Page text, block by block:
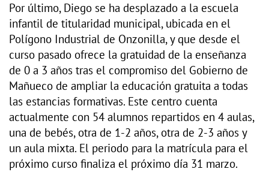
Por último, Diego se ha desplazado a la escuela
infantil de titularidad municipal, ubicada en el
Polígono Industrial de Onzonilla, y que desde el
curso pasado ofrece la gratuidad de la enseñanza
de 0 a 3 años tras el compromiso del Gobierno de
Mañueco de ampliar la educación gratuita a todas
las estancias formativas. Este centro cuenta
actualmente con 54 alumnos repartidos en 4 aulas,
una de bebés, otra de 1-2 años, otra de 2-3 años y
un aula mixta. El periodo para la matrícula para el
próximo curso finaliza el próximo día 31 marzo.